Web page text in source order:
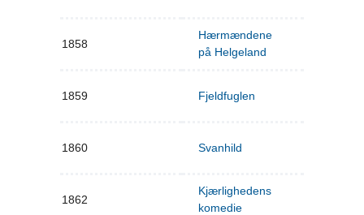
1858
Hærmændene
på Helgeland
1859 Fjeldfuglen
1860 Svanhild
1862
Kjærlighedens
komedie